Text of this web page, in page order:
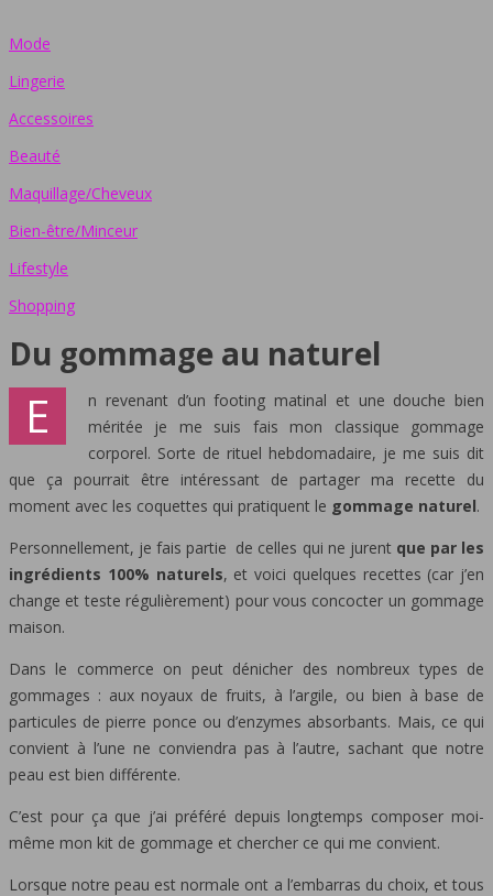
Mode
Lingerie
Accessoires
Beauté
Maquillage/Cheveux
Bien-être/Minceur
Lifestyle
Shopping
Du gommage au naturel
E
n revenant d’un footing matinal et une douche bien
méritée je me suis fais mon classique gommage
corporel. Sorte de rituel hebdomadaire, je me suis dit
que ça pourrait être intéressant de partager ma recette du
moment avec les coquettes qui pratiquent le gommage naturel.
Personnellement, je fais partie de celles qui ne jurent que par les
ingrédients 100% naturels, et voici quelques recettes (car j’en
change et teste régulièrement) pour vous concocter un gommage
maison.
Dans le commerce on peut dénicher des nombreux types de
gommages : aux noyaux de fruits, à l’argile, ou bien à base de
particules de pierre ponce ou d’enzymes absorbants. Mais, ce qui
convient à l’une ne conviendra pas à l’autre, sachant que notre
peau est bien différente.
C’est pour ça que j’ai préféré depuis longtemps composer moi-
même mon kit de gommage et chercher ce qui me convient.
Lorsque notre peau est normale ont a l’embarras du choix, et tous